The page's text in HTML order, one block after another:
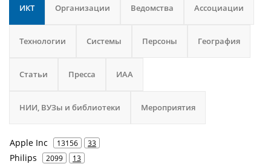
ИКТ Организации Ведомства Ассоциации
Технологии Системы Персоны География
Статьи Пресса ИАА
НИИ, ВУЗы и библиотеки Мероприятия
Apple Inc 13156 33
Philips 2099 13